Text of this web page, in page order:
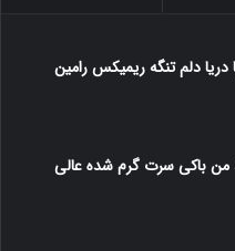
دریا دلم تنگه ریمیکس رامین
من باکی سرت گرم شده عالی